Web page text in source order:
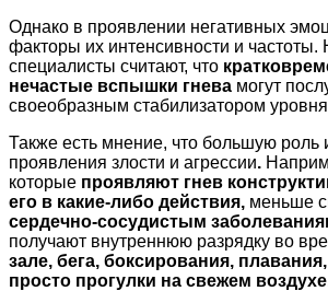
Однако в проявлении негативных
факторы их интенсивности и частоты.
специалисты считают, что
нечастые вспышки гнева могут
своеобразным стабилизатором уровня
Также есть мнение, что большую роль
проявления злости и агрессии.
которые проявляют гнев
его в какие-либо действия, меньше
сердечно-сосудистым
получают внутреннюю разрядку во
зале, бега, боксирования,
просто прогулки на свежем